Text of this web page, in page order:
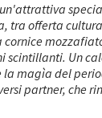
tra offerta
cornice
scintillanti. Un
la magìa del
partner, che